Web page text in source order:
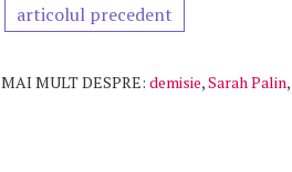
articolul precedent
MAI MULT DESPRE: demisie,Sarah Palin,